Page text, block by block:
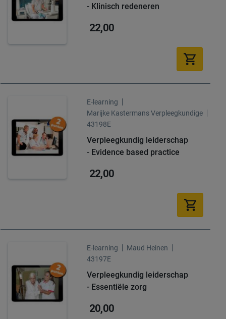
- Klinisch redeneren
22,00
E-learning
Marijke Kastermans Verpleegkundige
43198E
Verpleegkundig leiderschap
- Evidence based practice
22,00
E-learning
Maud Heinen
43197E
Verpleegkundig leiderschap
- Essentiële zorg
20,00